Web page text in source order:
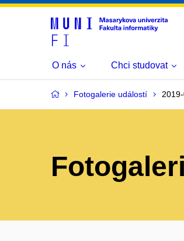
O nás Chci studovat
Fotogalerie událostí